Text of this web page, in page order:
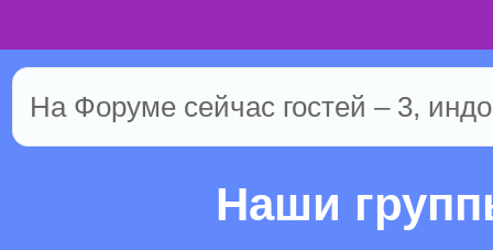
На Форуме сейчас гостей – 3,
Наши